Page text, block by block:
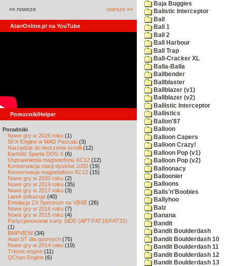
«« nowsze starsze »»
AtariOnline.pl na YouTube
Pomocnik/Helper
Poradniki
Nowe gry w 2026 roku (1)
SFX-Engine w MAD Pascalu (3)
Narzędzie do tworzenia scrolli (12)
Kartridż Sparta DOS X (6)
Usprawnienia magnetofonu XC12 (12)
Konserwacja stacji dysków 1050 (19)
Konserwacja magnetofonu XC12 (15)
Nowe gry w 2020 roku (2)
Nowe gry w 2019 roku (35)
Nowe gry w 2017 roku (3)
Larek pokazuje (40)
Emulacja ZX Spectrum na VBXE (26)
Nowe gry w 2016 roku (7)
Nowe gry w 2015 roku (4)
Partycjonowanie karty SIDE (APT/FAT16/FAT32)
(1)
BMPVIEW(34)
Atari ST dla opornych (75)
Nowe gry w 2014 roku (19)
Tritone engine (11)
QChan Engine (6)
Baja Buggies
Balistic Interceptor
Ball
Ball 1
Ball 2
Ball Harbour
Ball Trap
Ball-Cracker XL
Balla-Balla
Ballbender
Ballblaster
Ballblazer (v1)
Ballblazer (v2)
Ballistic Interceptor
Ballistics
Ballon'87
Balloon
Balloon Capers
Balloon Crazy!
Balloon Pop (v1)
Balloon Pop (v2)
Balloonacy
Balloonier
Balloons
Balls'n'Boobies
Ballyhoo
Balz
Banana
Bandit
Bandit Boulderdash
Bandit Boulderdash 10
Bandit Boulderdash 11
Bandit Boulderdash 12
Bandit Boulderdash 13